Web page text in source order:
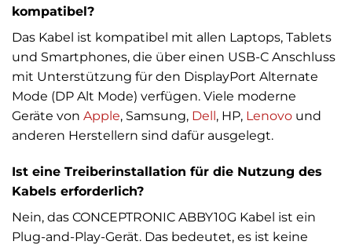
kompatibel?
Das Kabel ist kompatibel mit allen Laptops, Tablets
und Smartphones, die über einen USB-C Anschluss
mit Unterstützung für den DisplayPort Alternate
Mode (DP Alt Mode) verfügen. Viele moderne
Geräte von Apple, Samsung, Dell, HP, Lenovo und
anderen Herstellern sind dafür ausgelegt.
Ist eine Treiberinstallation für die Nutzung des
Kabels erforderlich?
Nein, das CONCEPTRONIC ABBY10G Kabel ist ein
Plug-and-Play-Gerät. Das bedeutet, es ist keine